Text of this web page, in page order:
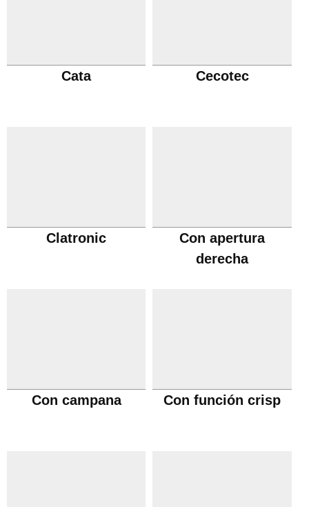
Cata Cecotec
Clatronic
Con apertura
derecha
Con campana Con función crisp